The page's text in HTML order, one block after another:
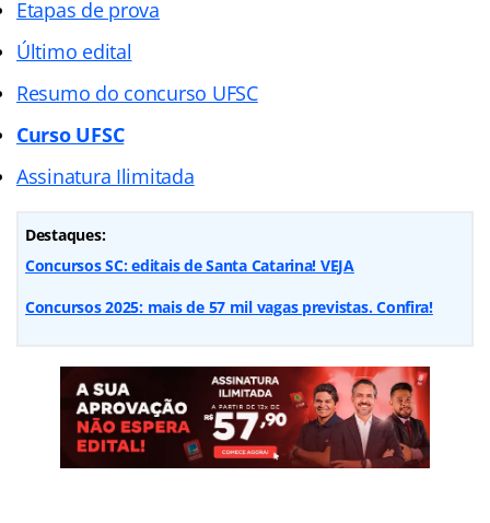
Etapas de prova
Último edital
Resumo do concurso UFSC
Curso UFSC
Assinatura Ilimitada
Destaques:
Concursos SC: editais de Santa Catarina! VEJA
Concursos 2025: mais de 57 mil vagas previstas. Confira!